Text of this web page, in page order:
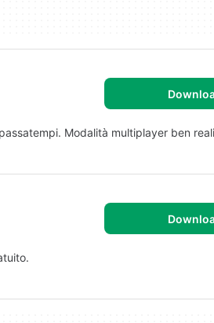
Modalità multiplayer ben